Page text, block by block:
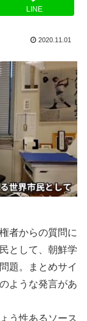
LINE
2020.11.01
者からの質問に
として、朝鮮学
題。まとめサイ
ような発言があ
う性あるソース